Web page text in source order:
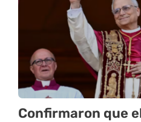
Confirmaron que